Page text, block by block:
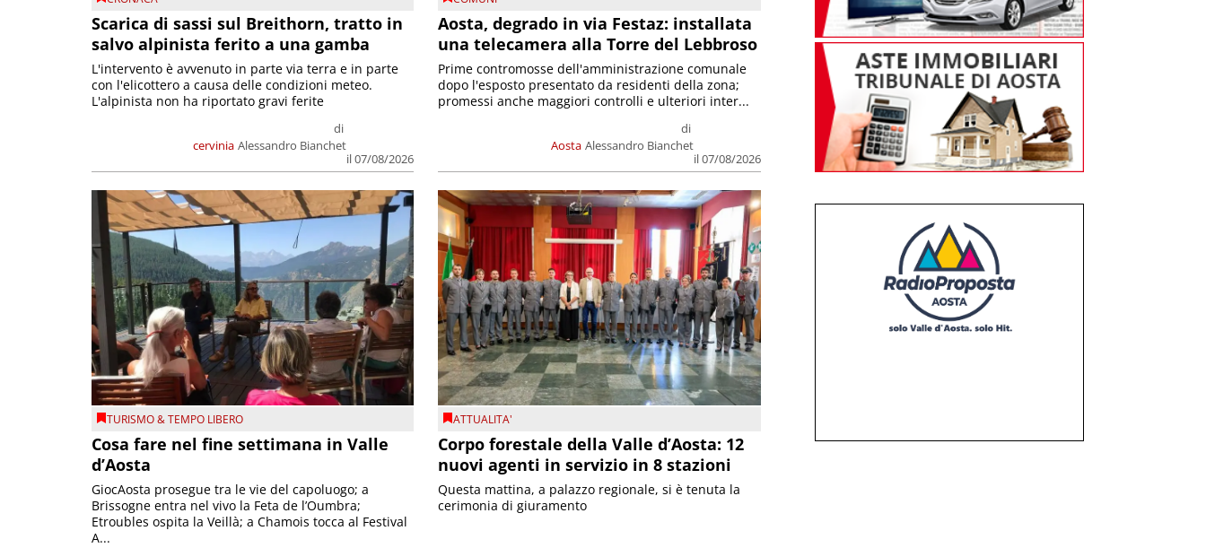
Scarica di sassi sul Breithorn, tratto in
salvo alpinista ferito a una gamba
cervinia
di
Alessandro Bianchet
il 07/08/2026
L'intervento è avvenuto in parte via terra e in parte
con l'elicottero a causa delle condizioni meteo.
L'alpinista non ha riportato gravi ferite
Aosta, degrado in via Festaz: installata
una telecamera alla Torre del Lebbroso
Aosta
di
Alessandro Bianchet
il 07/08/2026
Prime contromosse dell'amministrazione comunale
dopo l'esposto presentato da residenti della zona;
promessi anche maggiori controlli e ulteriori inter...
TURISMO & TEMPO LIBERO
Cosa fare nel fine settimana in Valle
d’Aosta
GiocAosta prosegue tra le vie del capoluogo; a
Brissogne entra nel vivo la Feta de l’Oumbra;
Etroubles ospita la Veillà; a Chamois tocca al Festival
A...
ATTUALITA'
Corpo forestale della Valle d’Aosta: 12
nuovi agenti in servizio in 8 stazioni
Questa mattina, a palazzo regionale, si è tenuta la
cerimonia di giuramento